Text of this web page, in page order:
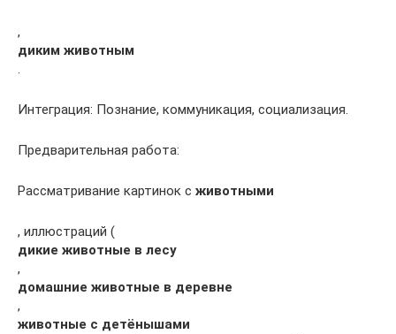
,
диким животным
.
Интеграция: Познание, коммуникация, социализация.
Предварительная работа:
Рассматривание картинок с животными
, иллюстраций (
дикие животные в лесу
,
домашние животные в деревне
,
животные с детёнышами